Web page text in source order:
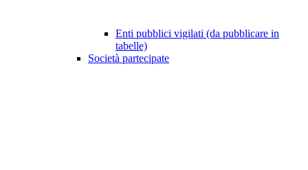
Enti pubblici vigilati (da pubblicare in
tabelle)
Società partecipate